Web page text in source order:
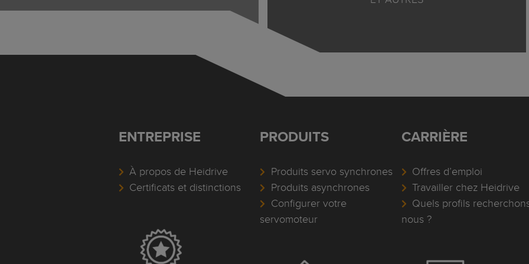
ENTREPRISE
À propos de Heidrive
Certificats et distinctions
PRODUITS
Produits servo synchrones
Produits asynchrones
Configurer votre
servomoteur
CARRIÈRE
Offres d’emploi
Travailler chez Heidrive
Quels profils
nous ?